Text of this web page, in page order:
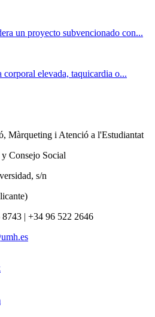
un proyecto subvencionado con...
corporal elevada, taquicardia o...
Màrqueting i Atenció a l'Estudiantat
Consejo Social
s/n
| +34 96 522 2646